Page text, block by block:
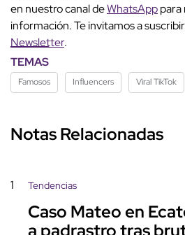
en nuestro canal deWhatsApppara
información. Te invitamos a
Newsletter.
TEMAS
Famosos Influencers Viral TikTok
Notas Relacionadas
1 Tendencias
Caso Mateo en